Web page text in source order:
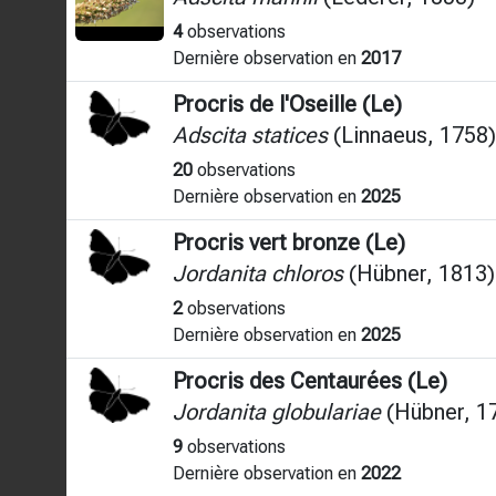
4observations
Dernière observation en 2017
Procris de l'Oseille (Le)
Adscita statices(Linnaeus, 1758)
20 observations
Dernière observation en 2025
Procris vert bronze (Le)
Jordanita chloros(Hübner, 1813)
2observations
Dernière observation en 2025
Procris des Centaurées (Le)
Jordanita globulariae(Hübner,
9 observations
Dernière observation en 2022